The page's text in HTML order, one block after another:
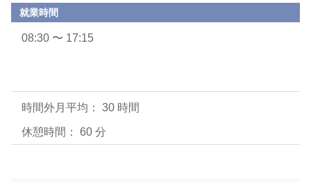
就業時間
08:30 〜 17:15
時間外月平均： 30 時間
休憩時間： 60 分